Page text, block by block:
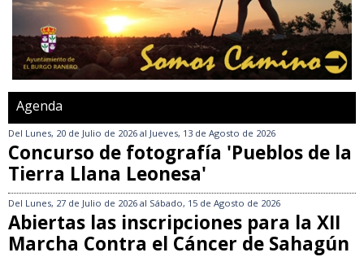
Agenda
Del Lunes, 20 de Julio de 2026 al Jueves, 13 de Agosto de 2026
Concurso de fotografía 'Pueblos de la
Tierra Llana Leonesa'
Del Lunes, 27 de Julio de 2026 al Sábado, 15 de Agosto de 2026
Abiertas las inscripciones para la XII
Marcha Contra el Cáncer de Sahagún